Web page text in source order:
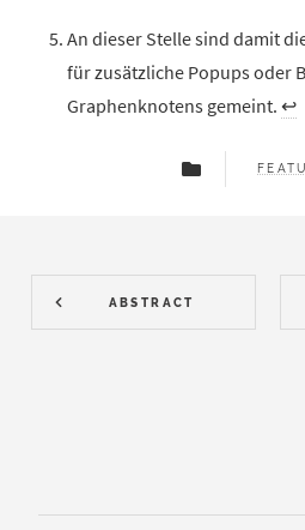
An dieser Stelle sind damit
für zusätzliche Popups oder
Graphenknotens gemeint. ↩︎
ABSTRACT